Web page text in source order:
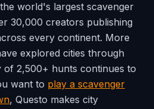
world's largest scavenger
30,000 creators publishing
every continent. More
explored cities through
of 2,500+ hunts continues to
want to play a scavenger
, Questo makes city